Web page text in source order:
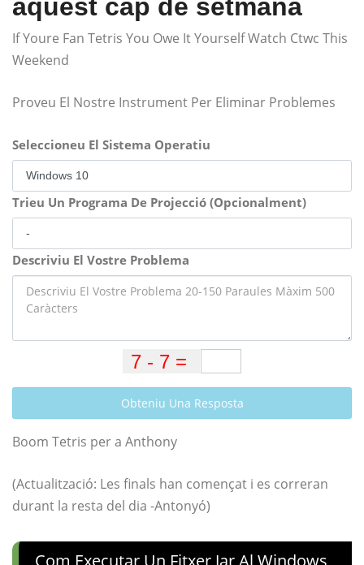
aquest cap de setmana
If Youre Fan Tetris You Owe It Yourself Watch Ctwc This
Weekend
Proveu El Nostre Instrument Per Eliminar Problemes
Seleccioneu El Sistema Operatiu
Trieu Un Programa De Projecció (Opcionalment)
Descriviu El Vostre Problema
Obteniu Una Resposta
Boom Tetris per a Anthony
(Actualització: Les finals han començat i es correran
durant la resta del dia -Antonyó)
Com Executar Un Fitxer Jar Al Windows